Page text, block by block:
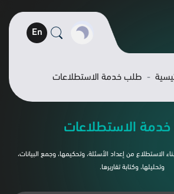
En
طلب خدمة الاستطلاعات
الاستطلاعات
الاستطلاع من إعداد الأسئلة، وتحكيمها، وجمع البيانات،
وتحليلها، وكتابة تقاريرها.